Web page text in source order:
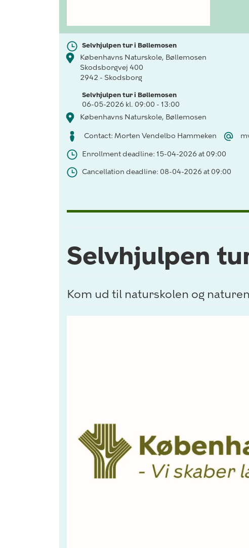
Selvhjulpen tur i Bøllemosen
Københavns Naturskole, Bøllemosen
Skodsborgvej 400
2942 - Skodsborg
Selvhjulpen tur i Bøllemosen
06-05-2026 kl. 09:00 - 13:00
Københavns Naturskole, Bøllemosen
Contact: Morten Vendelbo Hammeken
Enrollment deadline: 15-04-2026 at 09:00
Cancellation deadline: 08-04-2026 at 09:00
Selvhjulpen
Kom ud til naturskolen og